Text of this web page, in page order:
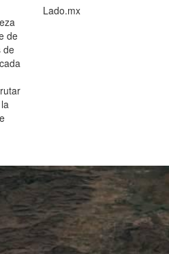
de
de
Lado.mx